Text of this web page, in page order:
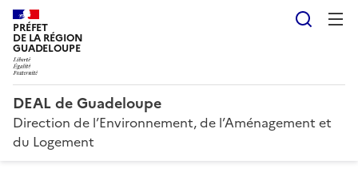
PRÉFET
DE LA RÉGION
GUADELOUPE
DEAL de Guadeloupe
Direction de l’Environnement, de l’Aménagement et
du Logement